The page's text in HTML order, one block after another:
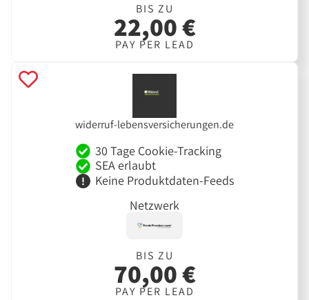
BIS ZU
22,00 €
PAY PER LEAD
widerruf-lebensversicherungen.de
30 Tage Cookie-Tracking
SEA erlaubt
Keine Produktdaten-Feeds
Netzwerk
BIS ZU
70,00 €
PAY PER LEAD